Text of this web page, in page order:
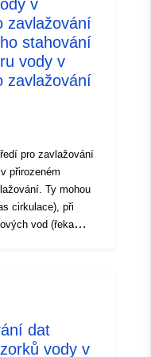
SpatialDataServiceType/
v
zavlažování
stahování
vody v
zavlažování
pro zavlažování
přirozeném
Ty mohou
cirkulace), při
vod (řeka
dat
vody v